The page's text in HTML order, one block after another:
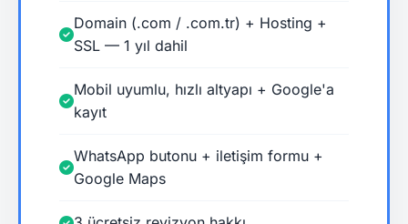
Domain (.com / .com.tr) + Hosting +
SSL — 1 yıl dahil
Mobil uyumlu, hızlı altyapı + Google'a
kayıt
WhatsApp butonu + iletişim formu +
Google Maps